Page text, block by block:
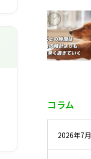
コラム
2026年7月